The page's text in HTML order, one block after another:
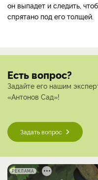
он выпадет и следить,
спрятано под его толщей.
Есть вопрос?
Задайте его нашим
«Антонов Сад»!
Задать вопрос
РЕКЛАМА